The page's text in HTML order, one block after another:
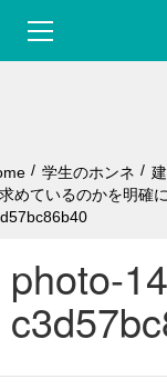
o
n
t
学生のホンネ
めているのかを明確
photo-